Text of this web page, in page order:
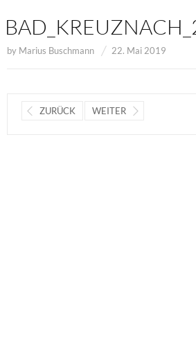
by Marius Buschmann 22. Mai 2019
ZURÜCK WEITER